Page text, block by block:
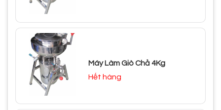
Máy Làm Giò Chả 4Kg
Hết hàng